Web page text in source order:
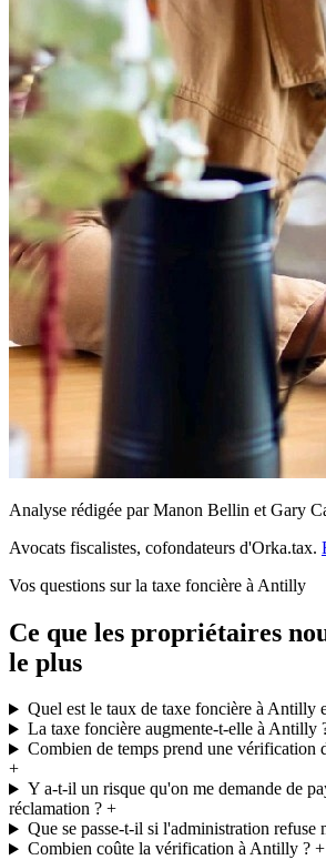
Analyse rédigée par Manon Bellin et Gary
Avocats fiscalistes, cofondateurs d'Orka.tax.
Vos questions sur la taxe foncière à Antilly
Ce que les propriétaires
le plus
Quel est le taux de taxe foncière à Antilly
La taxe foncière augmente-t-elle à Antilly
Combien de temps prend une vérification
+
Y a-t-il un risque qu'on me demande de
réclamation ? +
Que se passe-t-il si l'administration refuse
Combien coûte la vérification à Antilly ?+